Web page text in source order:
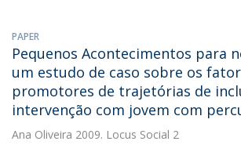
PAPER
Pequenos Acontecimentos para
um estudo de caso sobre os
promotores de trajetórias de
intervenção com jovem com
Ana Oliveira 2009. Locus Social 2